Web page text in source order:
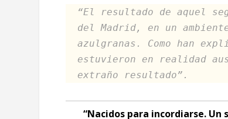
“El resultado de aquel
del Madrid, en un
azulgranas. Como han
estuvieron en realidad
extraño resultado”.
“Nacidos para incordiarse.